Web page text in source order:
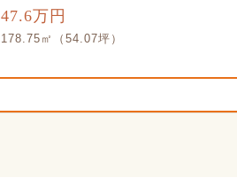
47.6万円
178.75㎡（54.07坪）